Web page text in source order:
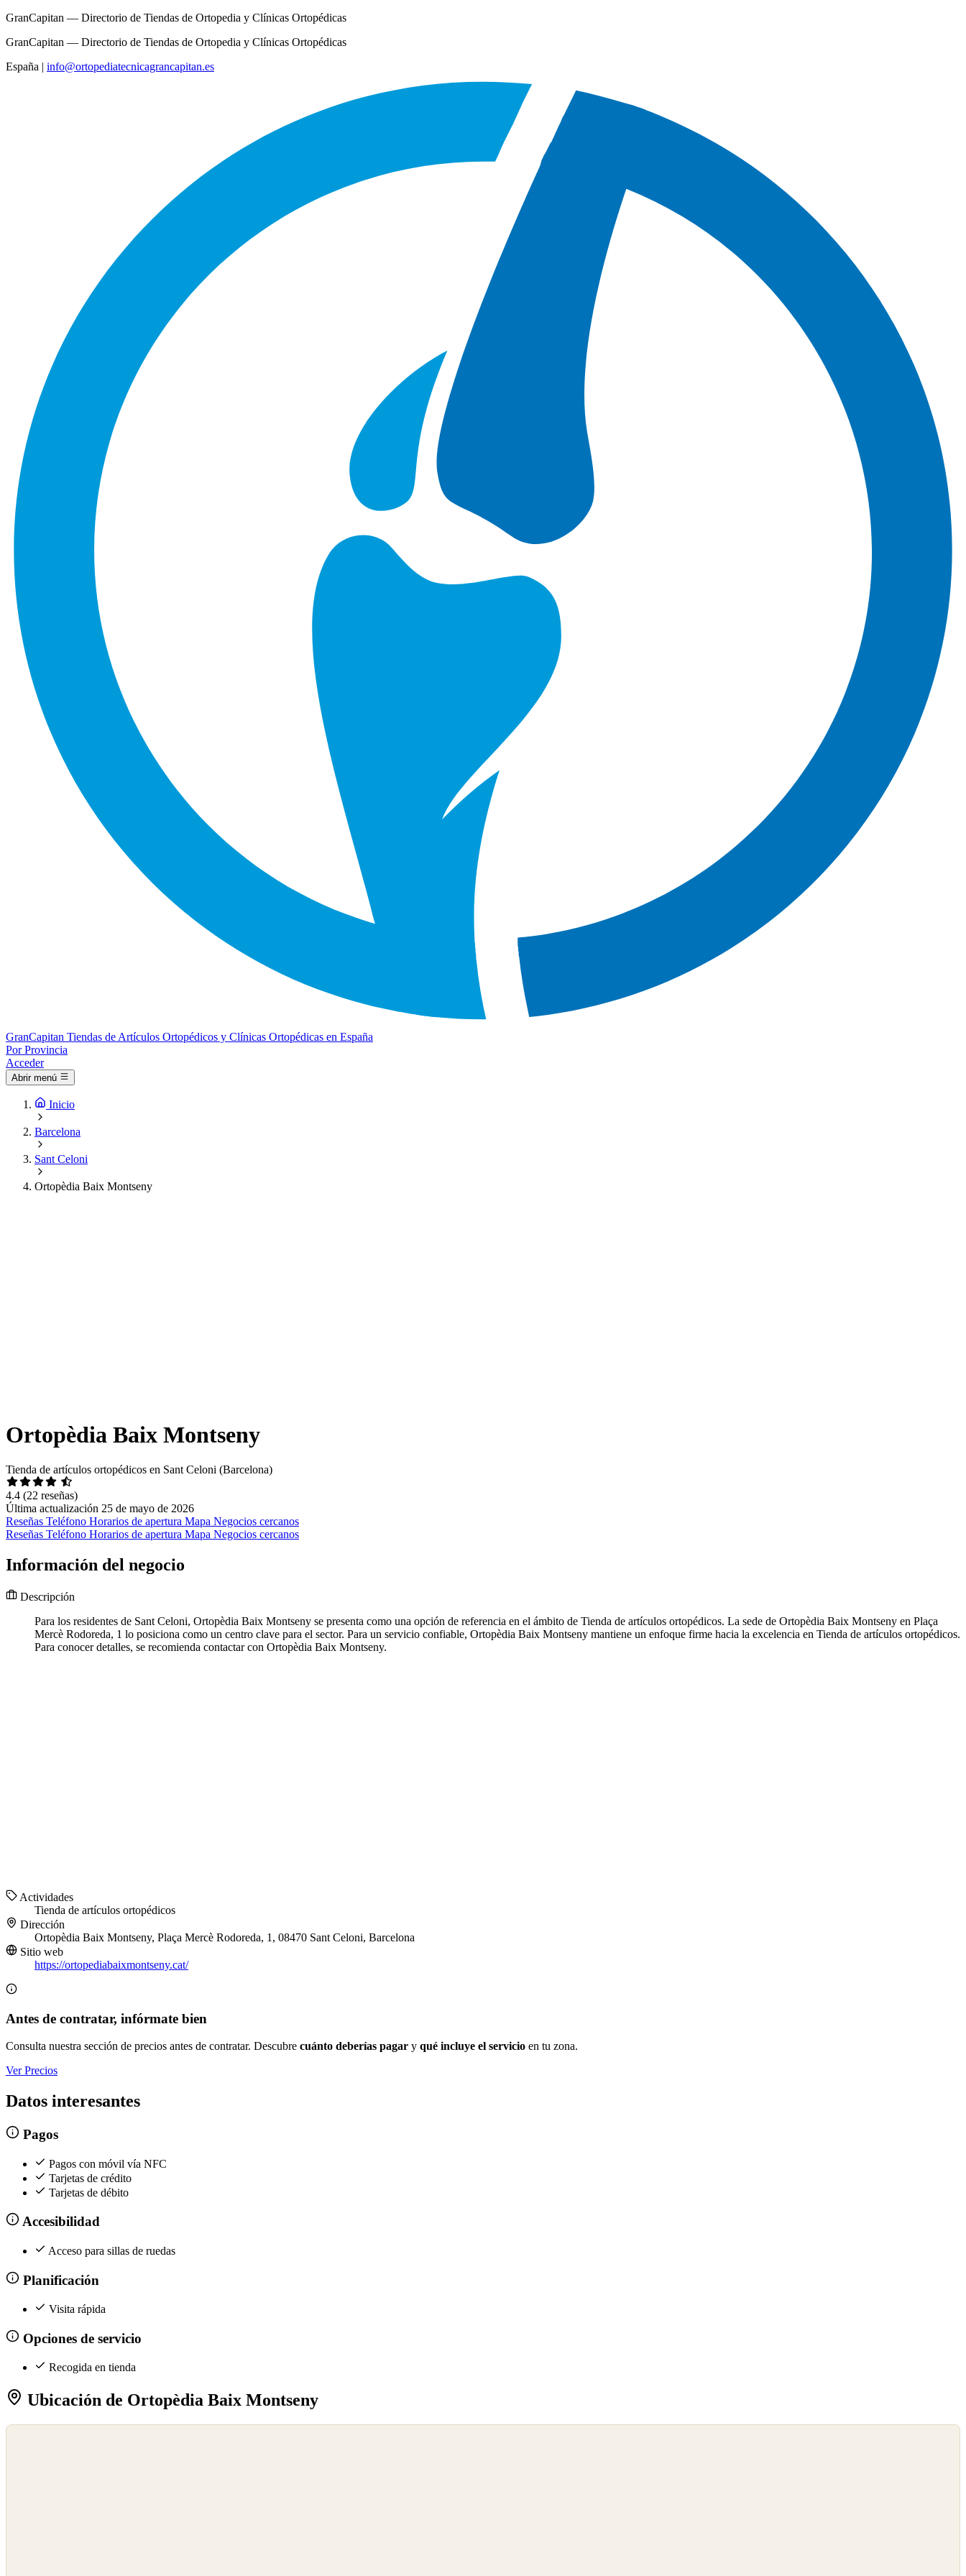
GranCapitan — Directorio de Tiendas de Ortopedia y Clínicas Ortopédicas
GranCapitan — Directorio de Tiendas de Ortopedia y Clínicas Ortopédicas
España | info@ortopediatecnicagrancapitan.es
GranCapitan Tiendas de Artículos Ortopédicos y Clínicas Ortopédicas en España
Por Provincia
Acceder
Abrir menú
Inicio
Barcelona
Sant Celoni
Ortopèdia Baix Montseny
Ortopèdia Baix Montseny
Tienda de artículos ortopédicos en Sant Celoni (Barcelona)
4.4 (22 reseñas)
Última actualización 25 de mayo de 2026
Reseñas Teléfono Horarios de apertura Mapa Negocios cercanos
Reseñas Teléfono Horarios de apertura Mapa Negocios cercanos
Información del negocio
Descripción
Para los residentes de Sant Celoni, Ortopèdia Baix Montseny se presenta como una opción de referencia en el ámbito de Tienda de artículos ortopédicos. La sede de Ortopèdia Baix Montseny en Plaça
Mercè Rodoreda, 1 lo posiciona como un centro clave para el sector. Para un servicio confiable, Ortopèdia Baix Montseny mantiene un enfoque firme hacia la excelencia en Tienda de artículos ortopédicos.
Para conocer detalles, se recomienda contactar con Ortopèdia Baix Montseny.
Actividades
Tienda de artículos ortopédicos
Dirección
Ortopèdia Baix Montseny, Plaça Mercè Rodoreda, 1, 08470 Sant Celoni, Barcelona
Sitio web
https://ortopediabaixmontseny.cat/
Antes de contratar, infórmate bien
Consulta nuestra sección de precios antes de contratar. Descubre cuánto deberías pagar y qué incluye el servicio en tu zona.
Ver Precios
Datos interesantes
Pagos
Pagos con móvil vía NFC
Tarjetas de crédito
Tarjetas de débito
Accesibilidad
Acceso para sillas de ruedas
Planificación
Visita rápida
Opciones de servicio
Recogida en tienda
Ubicación de Ortopèdia Baix Montseny